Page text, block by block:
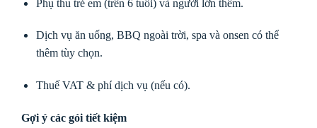
Phụ thu trẻ em (trên 6 tuổi) và người lớn thêm.
Dịch vụ ăn uống, BBQ ngoài trời, spa và onsen có thể
thêm tùy chọn.
Thuế VAT & phí dịch vụ (nếu có).
Gợi ý các gói tiết kiệm